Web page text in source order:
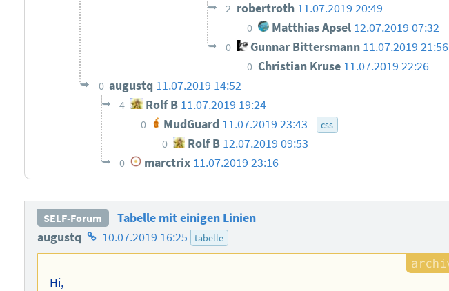
2 robertroth 11.07.2019 20:49
0 Matthias Apsel 12.07.2019 07:32
0 Gunnar Bittersmann 11.07.2019 21:56
0 Christian Kruse 11.07.2019 22:26
0 augustq 11.07.2019 14:52
4 Rolf B 11.07.2019 19:24
0 MudGuard 11.07.2019 23:43 css
0 Rolf B 12.07.2019 09:53
0 marctrix 11.07.2019 23:16
SELF-Forum
Tabelle mit einigen Linien
augustq Homepage
des
10.07.2019 16:25 tabelle
Hi,